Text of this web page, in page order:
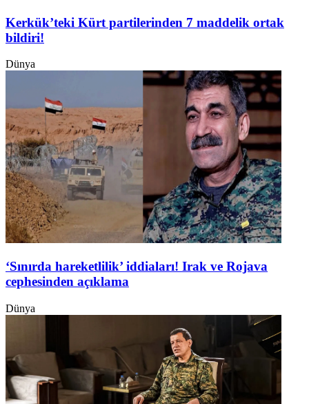
Kerkük’teki Kürt partilerinden 7 maddelik ortak
bildiri!
Dünya
‘Sınırda hareketlilik’ iddiaları! Irak ve Rojava
cephesinden açıklama
Dünya